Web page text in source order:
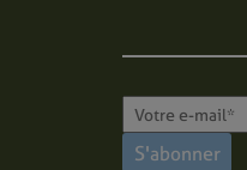
S'abonner